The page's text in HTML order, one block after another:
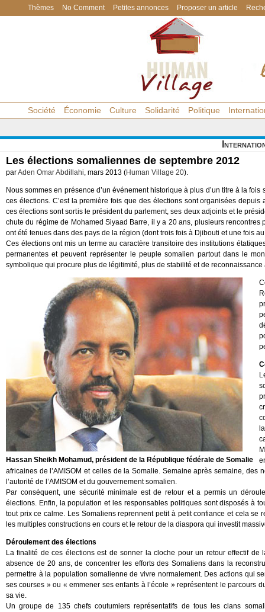
Thèmes No Comment Petites annonces Proposer un article
Société Économie Culture Solidarité Politique
Les élections somaliennes de septembre 2012
parAden Omar Abdillahi, mars 2013 (Human Village 20).
Nous sommes en présence d’un événement historique à plus d’un titre à la
ces élections. C’est la première fois que des élections sont organisées
ces élections sont sortis le président du parlement, ses deux adjoints et le
chute du régime de Mohamed Siyaad Barre, il y a 20 ans, plusieurs
ont été tenues dans des pays de la région (dont trois fois à Djibouti et une fois
Ces élections ont mis un terme au caractère transitoire des institutions
permanentes et peuvent représenter le peuple somalien partout dans le
symbolique qui procure plus de légitimité, plus de stabilité et de reconnaissance
Hassan Sheikh Mohamud, président de la République fédérale de Somalie
africaines de l’AMISOM et celles de la Somalie. Semaine après semaine,
l’autorité de l’AMISOM et du gouvernement somalien.
Par conséquent, une sécurité minimale est de retour et a permis un
élections. Enfin, la population et les responsables politiques sont disposés à
tout prix ce calme. Les Somaliens reprennent petit à petit confiance et cela
les multiples constructions en cours et le retour de la diaspora qui investit
Déroulement des élections
La finalité de ces élections est de sonner la cloche pour un retour effectif
absence de 20 ans, de concentrer les efforts des Somaliens dans la
permettre à la population somalienne de vivre normalement. Des actions qui
ses courses » ou « emmener ses enfants à l’école » représentent le parcours
sa vie.
Un groupe de 135 chefs coutumiers représentatifs de tous les clans